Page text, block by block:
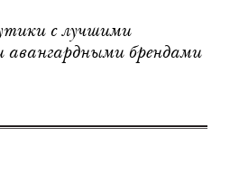
с лучшими
брендами